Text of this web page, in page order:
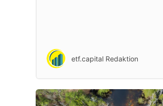
etf.capital Redaktion